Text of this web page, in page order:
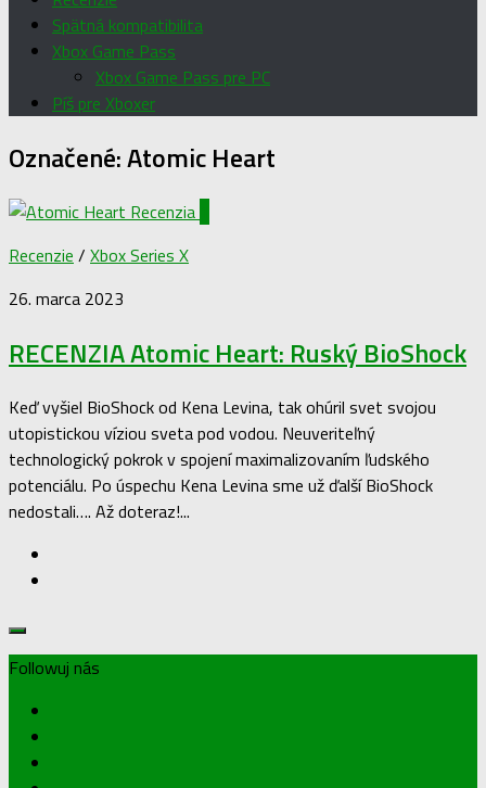
Spätná kompatibilita
Xbox Game Pass
Xbox Game Pass pre PC
Píš pre Xboxer
Označené:Atomic Heart
Recenzie / Xbox Series X
26. marca 2023
RECENZIA Atomic Heart: Ruský BioShock
Keď vyšiel BioShock od Kena Levina, tak ohúril svet svojou
utopistickou víziou sveta pod vodou. Neuveriteľný
technologický pokrok v spojení maximalizovaním ľudského
potenciálu. Po úspechu Kena Levina sme už ďalší BioShock
nedostali…. Až doteraz!...
Followuj nás